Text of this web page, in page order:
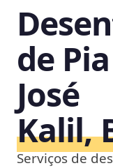
de
José
Kalil,
Serviços de